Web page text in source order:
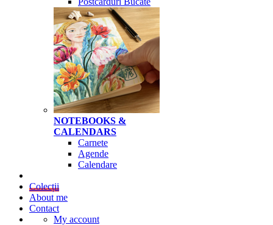
NOTEBOOKS &
CALENDARS
Carnete
Agende
Calendare
Colecții
About me
Contact
My account